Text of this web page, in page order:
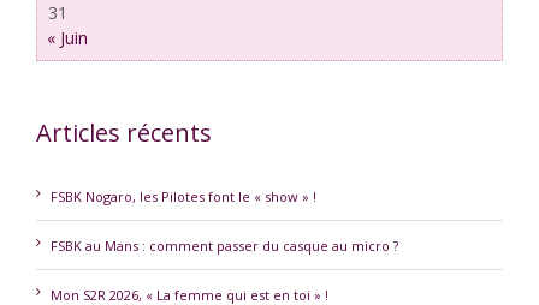
31
« Juin
Articles récents
FSBK Nogaro, les Pilotes font le « show » !
FSBK au Mans : comment passer du casque au micro ?
Mon S2R 2026, « La femme qui est en toi » !